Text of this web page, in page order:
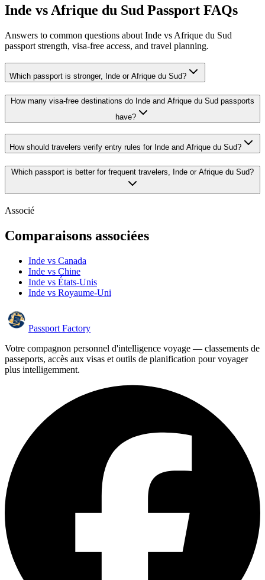
Inde vs Afrique du Sud Passport FAQs
Answers to common questions about Inde vs Afrique du Sud
passport strength, visa-free access, and travel planning.
Which passport is stronger, Inde or Afrique du Sud?
How many visa-free destinations do Inde and Afrique du Sud passports
have?
How should travelers verify entry rules for Inde and Afrique du Sud?
Which passport is better for frequent travelers, Inde or Afrique du Sud?
Associé
Comparaisons associées
Inde vs Canada
Inde vs Chine
Inde vs États-Unis
Inde vs Royaume-Uni
Passport Factory
Votre compagnon personnel d'intelligence voyage — classements de
passeports, accès aux visas et outils de planification pour voyager
plus intelligemment.